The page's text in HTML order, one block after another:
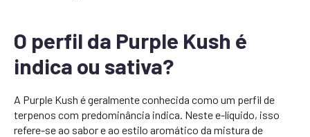
O perfil da Purple Kush é
indica ou sativa?
A Purple Kush é geralmente conhecida como um perfil de
terpenos com predominância indica. Neste e-líquido, isso
refere-se ao sabor e ao estilo aromático da mistura de